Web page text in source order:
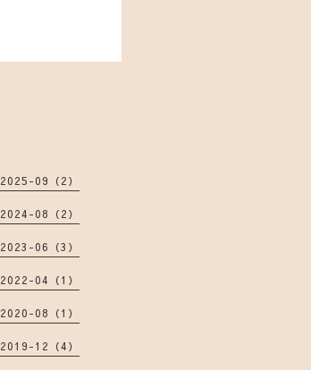
2025-09（2）
2024-08（2）
2023-06（3）
2022-04（1）
2020-08（1）
2019-12（4）